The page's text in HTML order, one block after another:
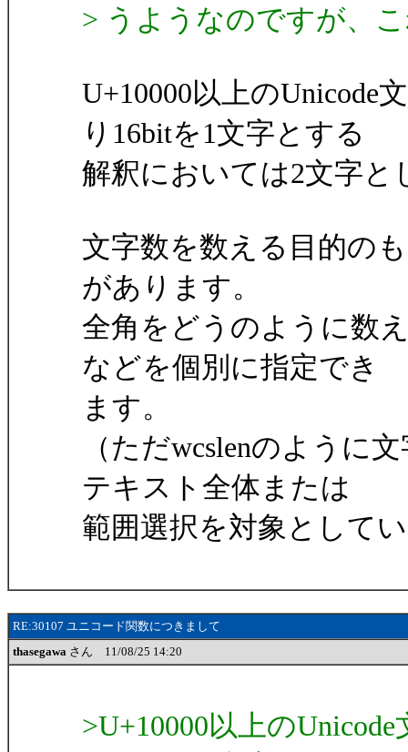
> うようなのですが、
U+10000以上のUnicode
り16bitを1文字とする
解釈においては2文字
文字数を数える目的の
があります。
全角をどうのように数
などを個別に指定でき
ます。
（ただwcslenのように
テキスト全体または
範囲選択を対象として
RE:30107 ユニコード関数につきまして
thasegawa さん 11/08/25 14:20
>U+10000以上の